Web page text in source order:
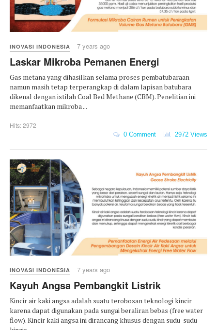
INOVASI INDONESIA 7 years ago
Laskar Mikroba Pemanen Energi
Gas metana yang dihasilkan selama proses pembatubaraan
namun masih tetap terperangkap di dalam lapisan batubara
dikenal dengan istilah Coal Bed Methane (CBM). Penelitian ini
memanfaatkan mikroba ...
Hits: 2972
0 Comment 2972 Views
INOVASI INDONESIA 7 years ago
Kayuh Angsa Pembangkit Listrik
Kincir air kaki angsa adalah suatu terobosan teknologi kincir
karena dapat digunakan pada sungai beraliran bebas (free water
flow). Kincir kaki angsa ini dirancang khusus dengan sudu-sudu